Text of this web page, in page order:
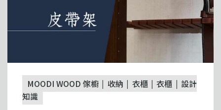
MOODI WOOD 傢櫥 收納 衣櫃 衣櫃
設計
知識